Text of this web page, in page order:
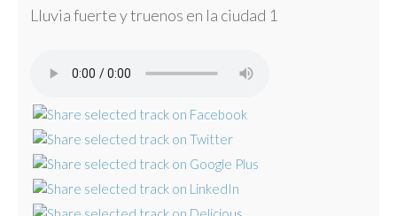
Lluvia fuerte y truenos en la ciudad 1